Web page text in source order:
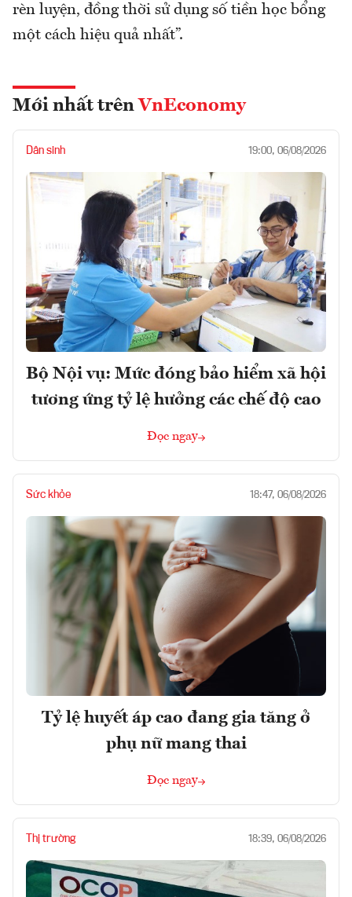
rèn luyện, đồng thời sử dụng số tiền học bổng
một cách hiệu quả nhất”.
Mới nhất trên VnEconomy
Dân sinh 19:00, 06/08/2026
Bộ Nội vụ: Mức đóng bảo hiểm xã hội
tương ứng tỷ lệ hưởng các chế độ cao
Đọc ngay
Sức khỏe 18:47, 06/08/2026
Tỷ lệ huyết áp cao đang gia tăng ở
phụ nữ mang thai
Đọc ngay
Thị trường 18:39, 06/08/2026